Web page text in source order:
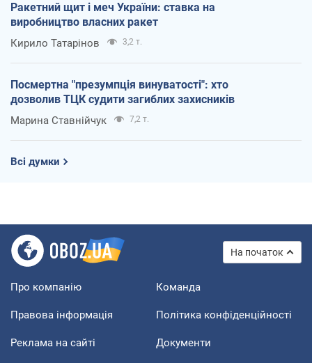
Ракетний щит і меч України: ставка на
виробництво власних ракет
Кирило Татарінов 3,2 т.
Посмертна "презумпція винуватості": хто
дозволив ТЦК судити загиблих захисників
Марина Ставнійчук 7,2 т.
Всі думки
На початок
Про компанію Команда
Правова інформація Політика конфіденційності
Реклама на сайті Документи